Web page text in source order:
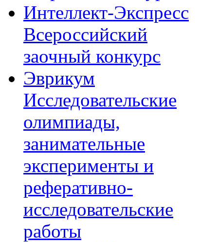
Интеллект-Экспресс
Всероссийский
заочный конкурс
Эврикум
Исследовательские
олимпиады,
занимательные
эксперименты и
реферативно-
исследовательские
работы